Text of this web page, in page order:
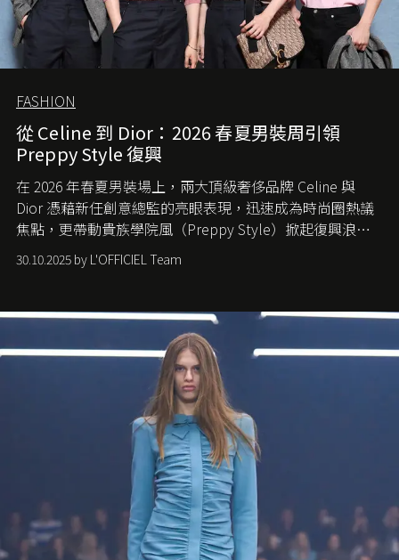
FASHION
從 Celine 到 Dior：2026 春夏男裝周引領
Preppy Style 復興
在 2026 年春夏男裝場上，兩大頂級奢侈品牌 Celine 與
Dior 憑藉新任創意總監的亮眼表現，迅速成為時尚圈熱議
焦點，更帶動貴族學院風（Preppy Style）掀起復興浪
潮，讓這股經典風格再度回到大眾視線。
30.10.2025 by L'OFFICIEL Team